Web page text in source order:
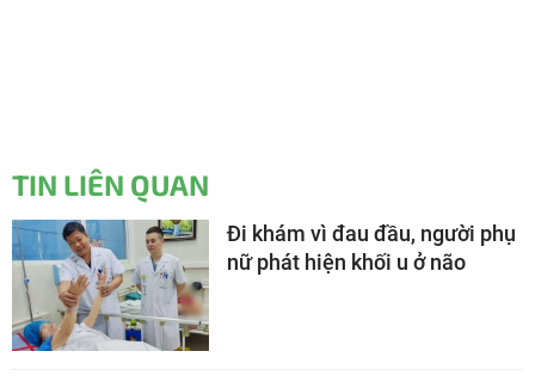
TIN LIÊN QUAN
Đi khám vì đau đầu, người phụ
nữ phát hiện khối u ở não